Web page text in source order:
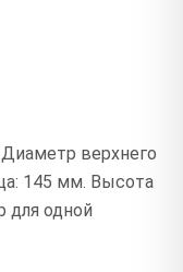
верхнего
145 мм. Высота
для одной